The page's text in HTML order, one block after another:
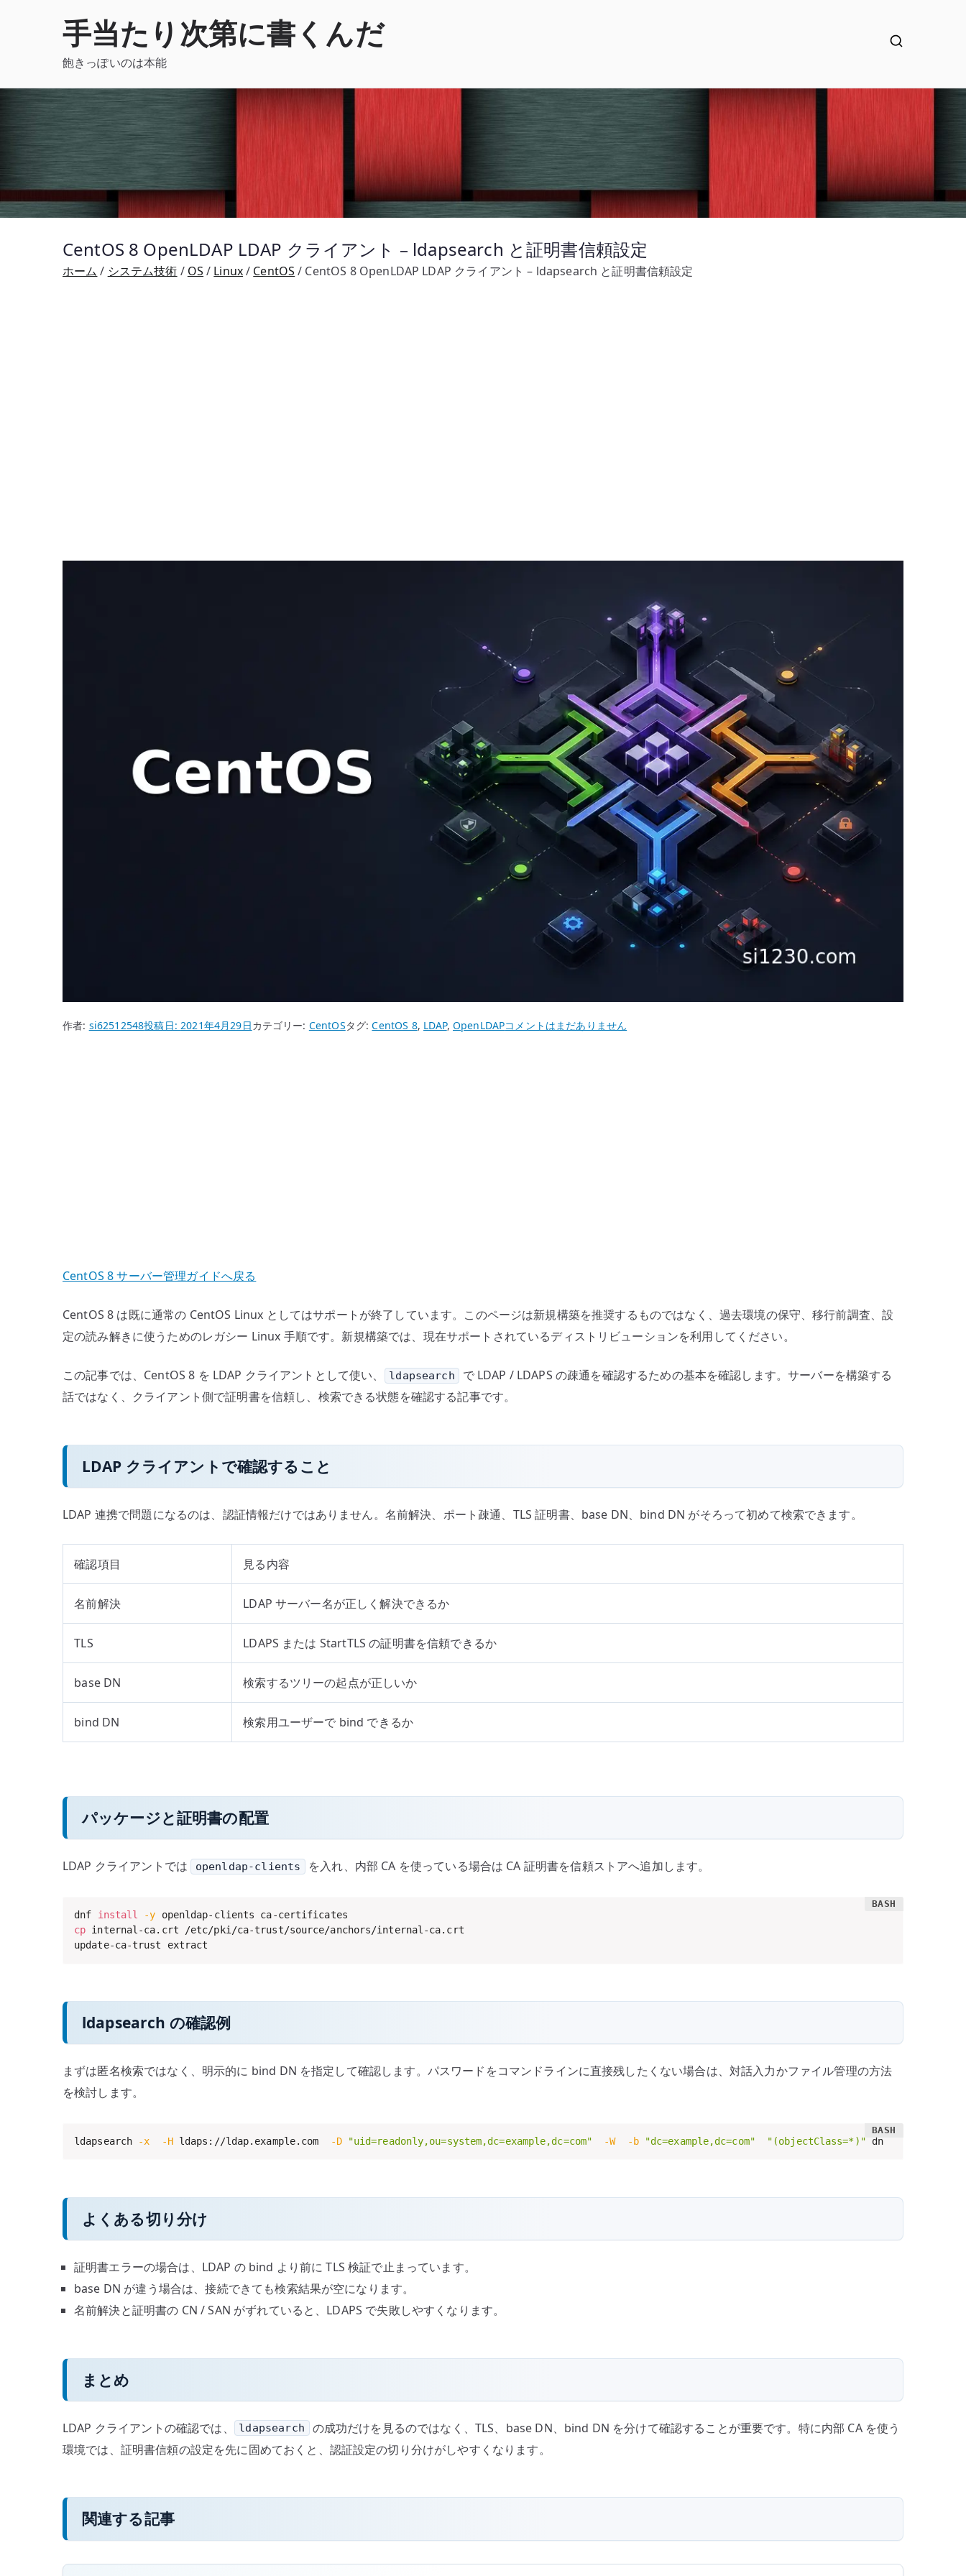
手当たり次第に書くんだ
飽きっぽいのは本能
CentOS 8 OpenLDAP LDAP クライアント – ldapsearch と証明書信頼設定
ホーム システム技術 OS Linux CentOS CentOS 8 OpenLDAP LDAP クライアント – ldapsearch と証明書信頼設定
作者: si62512548投稿日:2021年4月29日カテゴリー: CentOSタグ:CentOS 8, LDAP, OpenLDAPCentOS
信
頼
定
へ
コメントはまだありません
CentOS 8 サーバー管理ガイドへ戻る
CentOS 8 は既に通常の CentOS Linux としてはサポートが終了しています。このページは新規構築を推奨するものではなく、過去環境の保守、移行前調査、設
定の読み解きに使うためのレガシー Linux 手順です。新規構築では、現在サポートされているディストリビューションを利用してください。
この記事では、CentOS 8 を LDAP クライアントとして使い、 ldapsearch
で LDAP / LDAPS の疎通を確認するための基本を確認します。サーバーを構築する
話ではなく、クライアント側で証明書を信頼し、検索できる状態を確認する記事です。
LDAP クライアントで確認すること
LDAP 連携で問題になるのは、認証情報だけではありません。名前解決、ポート疎通、TLS 証明書、base DN、bind DN がそろって初めて検索できます。
確認項目 見る内容
名前解決 LDAP サーバー名が正しく解決できるか
TLS LDAPS または StartTLS の証明書を信頼できるか
base DN 検索するツリーの起点が正しいか
bind DN 検索用ユーザーで bind できるか
パッケージと証明書の配置
LDAP クライアントでは openldap-clients を入れ、内部 CA を使っている場合は CA 証明書を信頼ストアへ追加します。
dnf install -y
cp internal-ca.crt /etc/pki/ca-trust/source/anchors/internal-ca.crt
update-ca-trust extract
ldapsearch の確認例
まずは匿名検索ではなく、明示的に bind DN を指定して確認します。パスワードをコマンドラインに直接残したくない場合は、対話入力かファイル管理の方法
を検討します。
ldapsearch -x -H ldaps://ldap.example.com -D "uid=readonly,ou=system,dc=example,dc=com" -W -b "dc=example,dc=com" "(objectClass=*)" dn
よくある切り分け
証明書エラーの場合は、LDAP の bind より前に TLS 検証で止まっています。
base DN が違う場合は、接続できても検索結果が空になります。
名前解決と証明書の CN / SAN がずれていると、LDAPS で失敗しやすくなります。
まとめ
LDAP クライアントの確認では、 ldapsearch
の成功だけを見るのではなく、TLS、base DN、bind DN を分けて確認することが重要です。特に内部 CA を使う
環境では、証明書信頼の設定を先に固めておくと、認証設定の切り分けがしやすくなります。
関連する記事